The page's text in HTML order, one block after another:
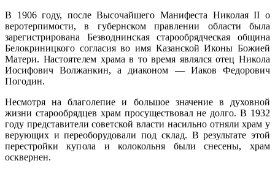
В 1906 году, после Высочайшего Манифеста Ни­колая II о
веротерпимости, в губернском правлении области была
зарегистрирована Безводнинская старо­обрядческая община
Белокриницкого согласия во имя Казанской Иконы Божией
Матери. Настоятелем храма в то время являлся отец Никола
Иосифович Волжанкин, а диаконом — Иаков Федорович
Погодин.
Несмотря на благолепие и большое значение в ду­ховной
жизни старообрядцев храм просуществовал не долго. В 1932
году представители советской власти на­сильно отняли храм у
верующих и переоборудовали под склад. В результате этой
перестройки купола и колокольня были снесены, храм
осквернен.